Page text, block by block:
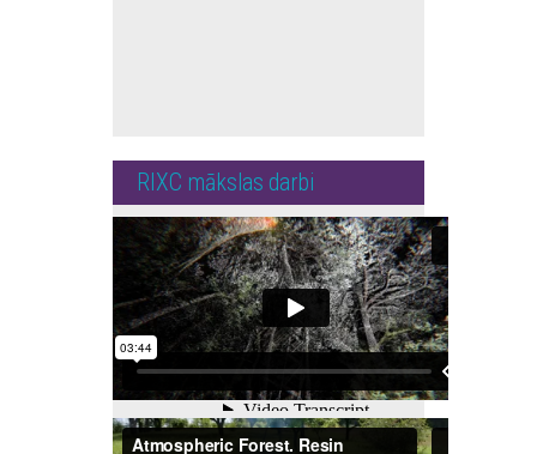
RIXC mākslas darbi